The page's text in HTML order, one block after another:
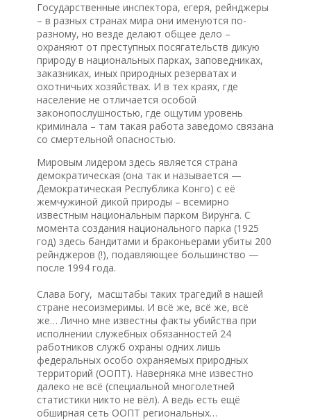
Государственные инспектора, егеря, рейнджеры
– в разных странах мира они именуются по-
разному, но везде делают общее дело –
охраняют от преступных посягательств дикую
природу в национальных парках, заповедниках,
заказниках, иных природных резерватах и
охотничьих хозяйствах. И в тех краях, где
население не отличается особой
законопослушностью, где ощутим уровень
криминала – там такая работа заведомо связана
со смертельной опасностью.
Мировым лидером здесь является страна
демократическая (она так и называется —
Демократическая Республика Конго) с её
жемчужиной дикой природы – всемирно
известным национальным парком Вирунга. С
момента создания национального парка (1925
год) здесь бандитами и браконьерами убиты 200
рейнджеров (!), подавляющее большинство —
после 1994 года.
Слава Богу, масштабы таких трагедий в нашей
стране несоизмеримы. И всё же, всё же, всё
же… Лично мне известны факты убийства при
исполнении служебных обязанностей 24
работников служб охраны одних лишь
федеральных особо охраняемых природных
территорий (ООПТ). Наверняка мне известно
далеко не всё (специальной многолетней
статистики никто не вёл). А ведь есть ещё
обширная сеть ООПТ региональных…